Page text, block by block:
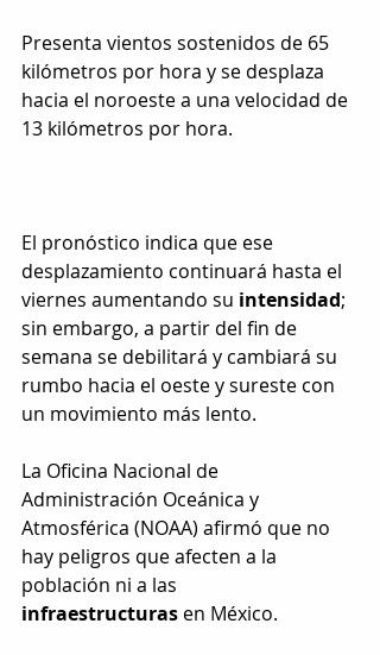
Presenta vientos sostenidos de 65
kilómetros por hora y se desplaza
hacia el noroeste a una velocidad de
13 kilómetros por hora.
El pronóstico indica que ese
desplazamiento continuará hasta el
viernes aumentando su intensidad;
sin embargo, a partir del fin de
semana se debilitará y cambiará su
rumbo hacia el oeste y sureste con
un movimiento más lento.
La Oficina Nacional de
Administración Oceánica y
Atmosférica (NOAA) afirmó que no
hay peligros que afecten a la
población ni a las
infraestructuras en México.